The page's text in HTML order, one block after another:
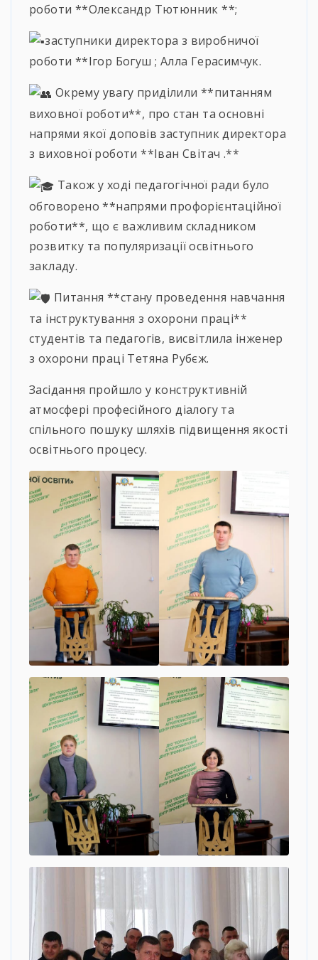
роботи **Олександр Тютюнник **;
заступники директора з виробничої
роботи **Ігор Богуш ; Алла Герасимчук.
Окрему увагу приділили **питанням
виховної роботи**, про стан та основні
напрями якої доповів заступник директора
з виховної роботи **Іван Світач .**
Також у ході педагогічної ради було
обговорено **напрями профорієнтаційної
роботи**, що є важливим складником
розвитку та популяризації освітнього
закладу.
Питання **стану проведення навчання
та інструктування з охорони праці**
студентів та педагогів, висвітлила інженер
з охорони праці Тетяна Рубєж.
Засідання пройшло у конструктивній
атмосфері професійного діалогу та
спільного пошуку шляхів підвищення якості
освітнього процесу.